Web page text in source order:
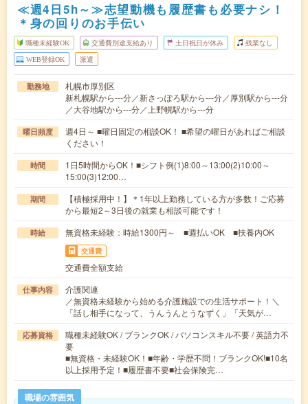
≪週4日5h～≫志望動機も履歴書も必要ナシ！
＊身の回りのお手伝い
職種未経験OK 交通費別途支給あり 土日祝日が休み 残業なし
WEB登録OK 派遣
勤務地
札幌市厚別区
新札幌駅から---分／新さっぽろ駅から---分／厚別駅から---分
／大谷地駅から---分／上野幌駅から---分
曜日頻度
週4日～ ■曜日固定の相談OK！ ■希望の曜日があればご相談
ください！
時間
1日5時間からOK！■シフト例(1)8:00～13:00(2)10:00～
15:00(3)12:00…
期間
【積極採用中！】＊1年以上勤務している方が多数！ご応募
から最短2～3日後の就業も相談可能です！
時給 無資格未経験：時給1300円～ ■週払いOK ■扶養内OK
交通費
交通費全額支給
仕事内容
介護関連
／無資格未経験から始める介護施設での生活サポート！＼
「話し相手になって、うんうんとうなずく」「天気が…
応募資格
職種未経験OK / ブランクOK / パソコンスキル不要 / 英語力不
要
■無資格・未経験OK！■年齢・学歴不問！ブランクOK!■10名
以上採用予定！■履歴書不要■社会保険完…
職場の雰囲気